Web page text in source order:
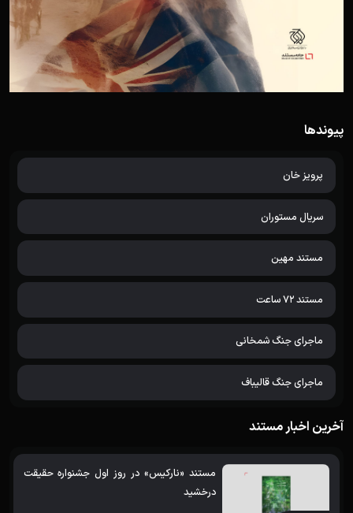
پیوندها
پرویز خان
سریال مستوران
مستند مهین
مستند 72 ساعت
ماجرای جنگ شمخانی
ماجرای جنگ قالیباف
آخرین اخبار مستند
مستند «نارکیس» در روز اول جشنواره حقیقت
درخشید